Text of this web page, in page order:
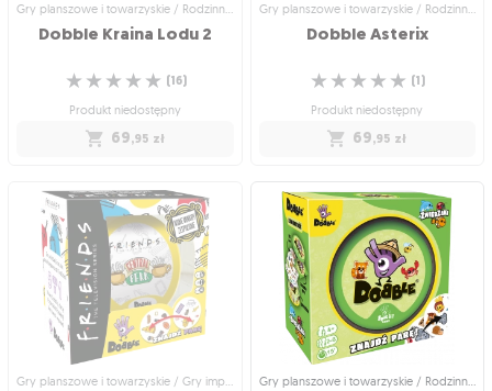
Gry planszowe i towarzyskie / Rodzinne gry planszowe
Dobble Kraina Lodu2
☆
☆
☆
☆
☆ (16)
Produkt niedostępny
69,95 zł
Rodzinne gry planszowe
Dobble Kraina Lodu 2
Dobble z bohaterami Krainy Lodu 2!
☆
☆
☆
☆
☆ ( 16 )
Produkt niedostępny
69,95 zł
Gry planszowe i towarzyskie / Rodzinne gry planszowe
DobbleAsterix
☆
☆
☆
☆
☆ (1)
Produkt niedostępny
69,95 zł
Gry planszowe i towarzyskie /
Rodzinne gry planszowe
Dobble Asterix
Szukaj par wśród Galów, Rzymian i ich
atrybutów!
☆
☆
☆
☆
☆ (1)
Produkt niedostępny
Gry planszowe i towarzyskie / Gry imprezowe i towarzyskie Gry planszowe i towarzyskie / Rodzinne gry planszowe